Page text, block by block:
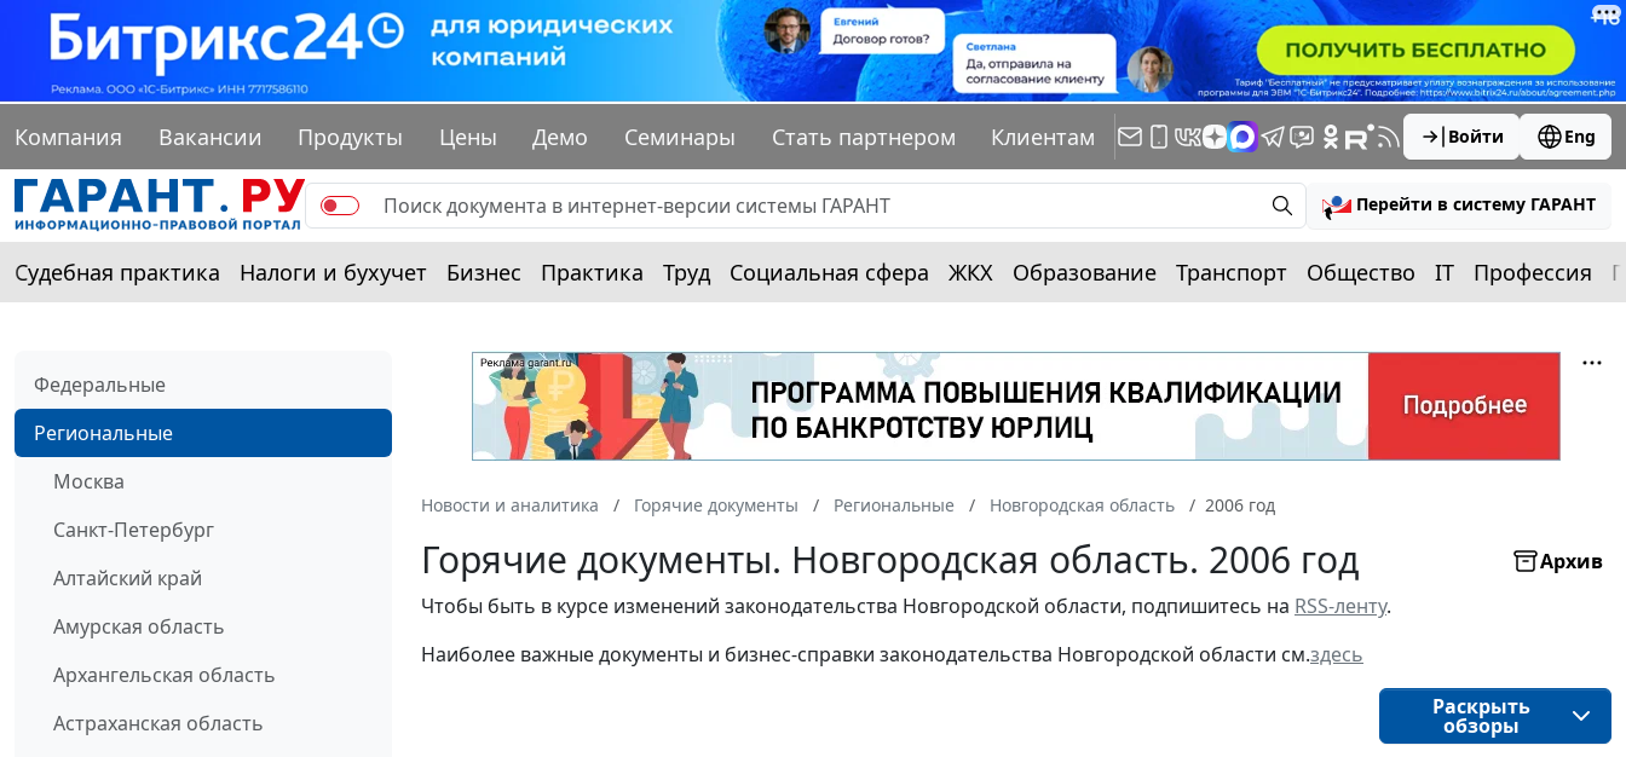
Компания Вакансии Продукты Цены Демо Семинары Стать партнером Клиентам Войти Eng
Перейти в систему ГАРАНТ
Судебная практика Налоги и бухучет Бизнес Практика Труд Социальная сфера ЖКХ Образование Транспорт Общество IT Профессия
Федеральные
Региональные
Москва
Санкт-Петербург
Алтайский край
Амурская область
Архангельская область
Астраханская область
Новости и аналитика Горячие документы Региональные Новгородская область 2006 год
Горячие документы. Новгородская область. 2006 год
Архив
Чтобы быть в курсе изменений законодательства Новгородской области, подпишитесь на RSS-ленту.
Наиболее важные документы и бизнес-справки законодательства Новгородской области см.здесь
Раскрыть
обзоры